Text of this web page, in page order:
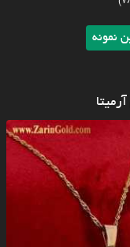
نمونه